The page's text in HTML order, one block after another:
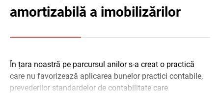
amortizabilă a imobilizărilor
În țara noastră pe parcursul anilor s-a creat o practică
care nu favorizează aplicarea bunelor practici contabile,
prevederilor standardelor de contabilitate care